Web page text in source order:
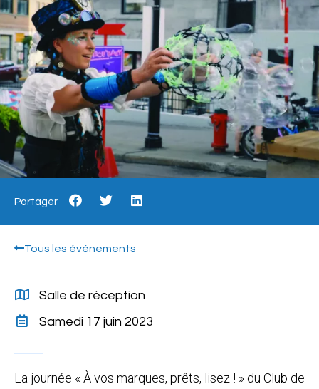
Partager
Tous les événements
Salle de réception
Samedi 17 juin 2023
La journée « À vos marques, prêts, lisez ! » du Club de